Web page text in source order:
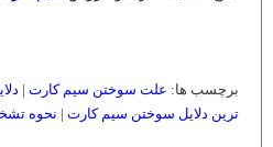
برچسب ها: علت سوختن سیم کارت |
ترین دلایل سوختن سیم کارت | نحوه